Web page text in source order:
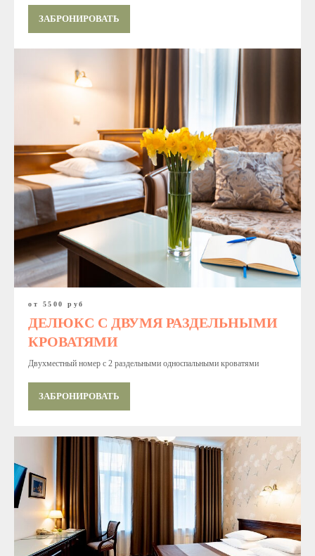
ЗАБРОНИРОВАТЬ
от 5500 руб
ДЕЛЮКС С ДВУМЯ РАЗДЕЛЬНЫМИ
КРОВАТЯМИ
Двухместный номер с 2 раздельными односпальными кроватями
ЗАБРОНИРОВАТЬ